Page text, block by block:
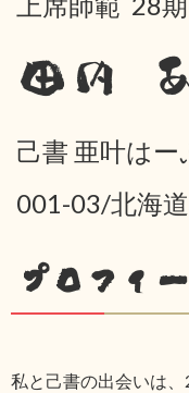
田内
己書 亜叶はー
001-03/北海
プロフィ
私と己書の出会いは